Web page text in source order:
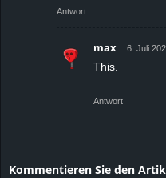
Antwort
max 6. Juli
This.
Antwort
Kommentieren Sie den